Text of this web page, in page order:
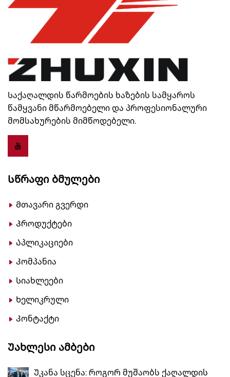
Საქაღალდის წარმოების ხაზების სამყაროს
წამყვანი მწარმოებელი და პროფესიონალური
მომსახურების მიმწოდებელი.
Სწრაფი Ბმულები
Მთავარი გვერდი
Პროდუქტები
Აპლიკაციები
Კომპანია
Სიახლეები
Ხელიკრული
Კონტაქტი
Უახლესი Ამბები
Უკანა სცენა: როგორ მუშაობს ქაღალდის